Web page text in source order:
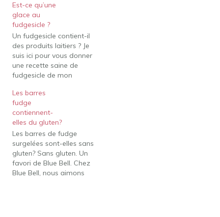
crème glacée et des
collations surgelées.
Fudgesicles sans gluten
De quoi est fait
Fudgesicles ? Nous
mangeons du sirop de
maïs, du sirop de maïs…
Est-ce qu’une
glace au
fudgesicle ?
Un fudgesicle contient-il
des produits laitiers ? Je
suis ici pour vous donner
une recette saine de
fudgesicle de mon
bien-aimé qui est
également sans produits
laitiers. Les fudgesicles
faits maison sont remplis
de chocolat fondant et ils
sont sucrés, frais et
crémeux! Est-ce qu'une
glace au fudgesicle…
Les barres
fudge
contiennent-
elles du gluten?
Les barres de fudge
surgelées sont-elles sans
gluten? Sans gluten. Un
favori de Blue Bell. Chez
Blue Bell, nous aimons